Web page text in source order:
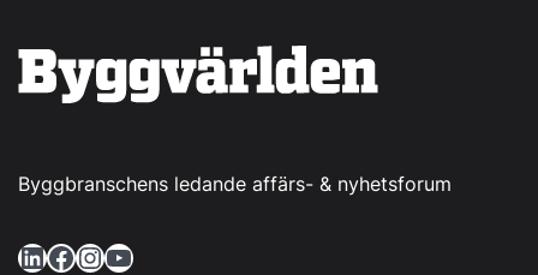
Byggbranschens ledande affärs- & nyhetsforum
LinkedIn Facebook InstagramYouTube